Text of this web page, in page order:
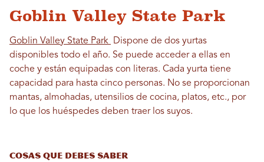
Goblin Valley State Park
Goblin Valley State Park
Dispone de dos yurtas
disponibles todo el año. Se puede acceder a ellas en
coche y están equipadas con literas. Cada yurta tiene
capacidad para hasta cinco personas. No se proporcionan
mantas, almohadas, utensilios de cocina, platos, etc., por
lo que los huéspedes deben traer los suyos.
Cosas que debes saber